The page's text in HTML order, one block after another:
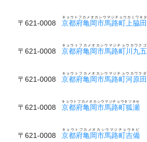
〒621-0008 京都府亀岡市馬路町上脇田
キョウトフカメオカシウマジチョウカミワキタ
〒621-0008 京都府亀岡市馬路町川九五
キョウトフカメオカシウマジチョウカワクゴ
〒621-0008 京都府亀岡市馬路町河原田
キョウトフカメオカシウマジチョウカワラダ
〒621-0008 京都府亀岡市馬路町狐瀬
キョウトフカメオカシウマジチョウキツネセ
〒621-0008 京都府亀岡市馬路町吉備
キョウトフカメオカシウマジチョウキビ